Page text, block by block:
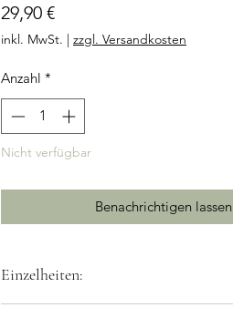
29,90 €Preis
inkl. MwSt. | zzgl. Versandkosten
Anzahl *
Nicht verfügbar
Benachrichtigen lassen
Einzelheiten: